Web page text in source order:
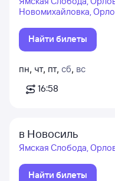
Новомихайловка,
Найти билеты
пн, чт, пт, сб, вс
16:58
в Новосиль
Ямская Слобода,
Найти билеты